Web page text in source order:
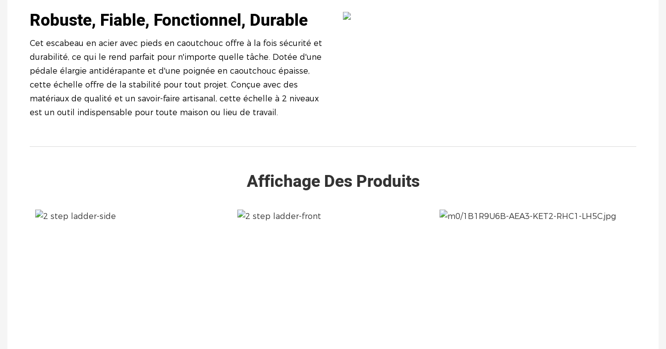
Robuste, Fiable, Fonctionnel, Durable
Cet escabeau en acier avec pieds en caoutchouc offre à la fois sécurité et
durabilité, ce qui le rend parfait pour n'importe quelle tâche. Dotée d'une
pédale élargie antidérapante et d'une poignée en caoutchouc épaisse,
cette échelle offre de la stabilité pour tout projet. Conçue avec des
matériaux de qualité et un savoir-faire artisanal, cette échelle à 2 niveaux
est un outil indispensable pour toute maison ou lieu de travail.
Affichage Des Produits